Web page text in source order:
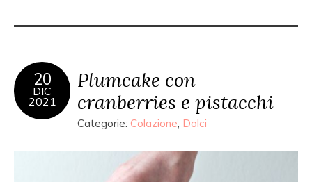
20
DIC
2021
Plumcake con
cranberries e pistacchi
Categorie: Colazione, Dolci